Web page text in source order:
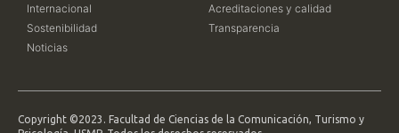
Internacional
Sostenibilidad
Noticias
Acreditaciones y calidad
Transparencia
Copyright ©2023. Facultad de Ciencias de la Comunicación, Turismo y